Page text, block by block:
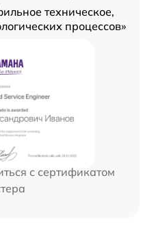
техническое,
процессов»
с сертификатом